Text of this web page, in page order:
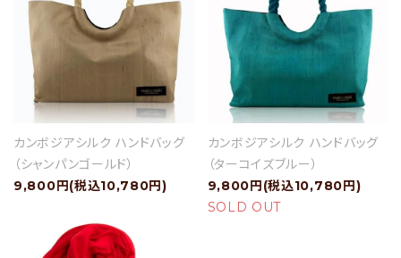
カンボジアシルク ハンドバッグ
（シャンパンゴールド）
9,800円(税込10,780円)
カンボジアシルク ハンドバッグ
（ターコイズブルー）
9,800円(税込10,780円)
SOLD OUT